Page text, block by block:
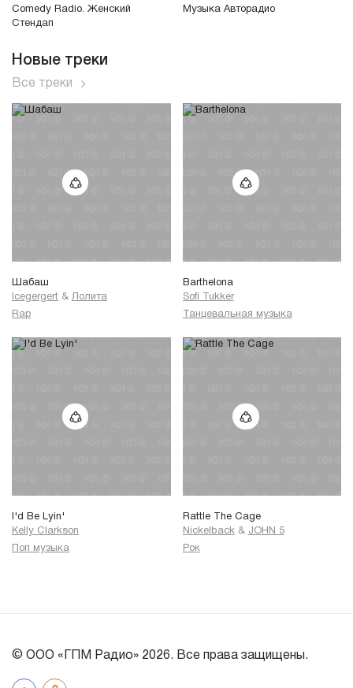
Comedy Radio. Женский
Стендап
Музыка Авторадио
Новые треки
Все треки
Шабаш
Icegergert & Лолита
Rap
Barthelona
Sofi Tukker
Танцевальная музыка
I'd Be Lyin'
Kelly Clarkson
Поп музыка
Rattle The Cage
Nickelback & JOHN 5
Рок
© ООО «ГПМ Радио» 2026. Все права защищены.